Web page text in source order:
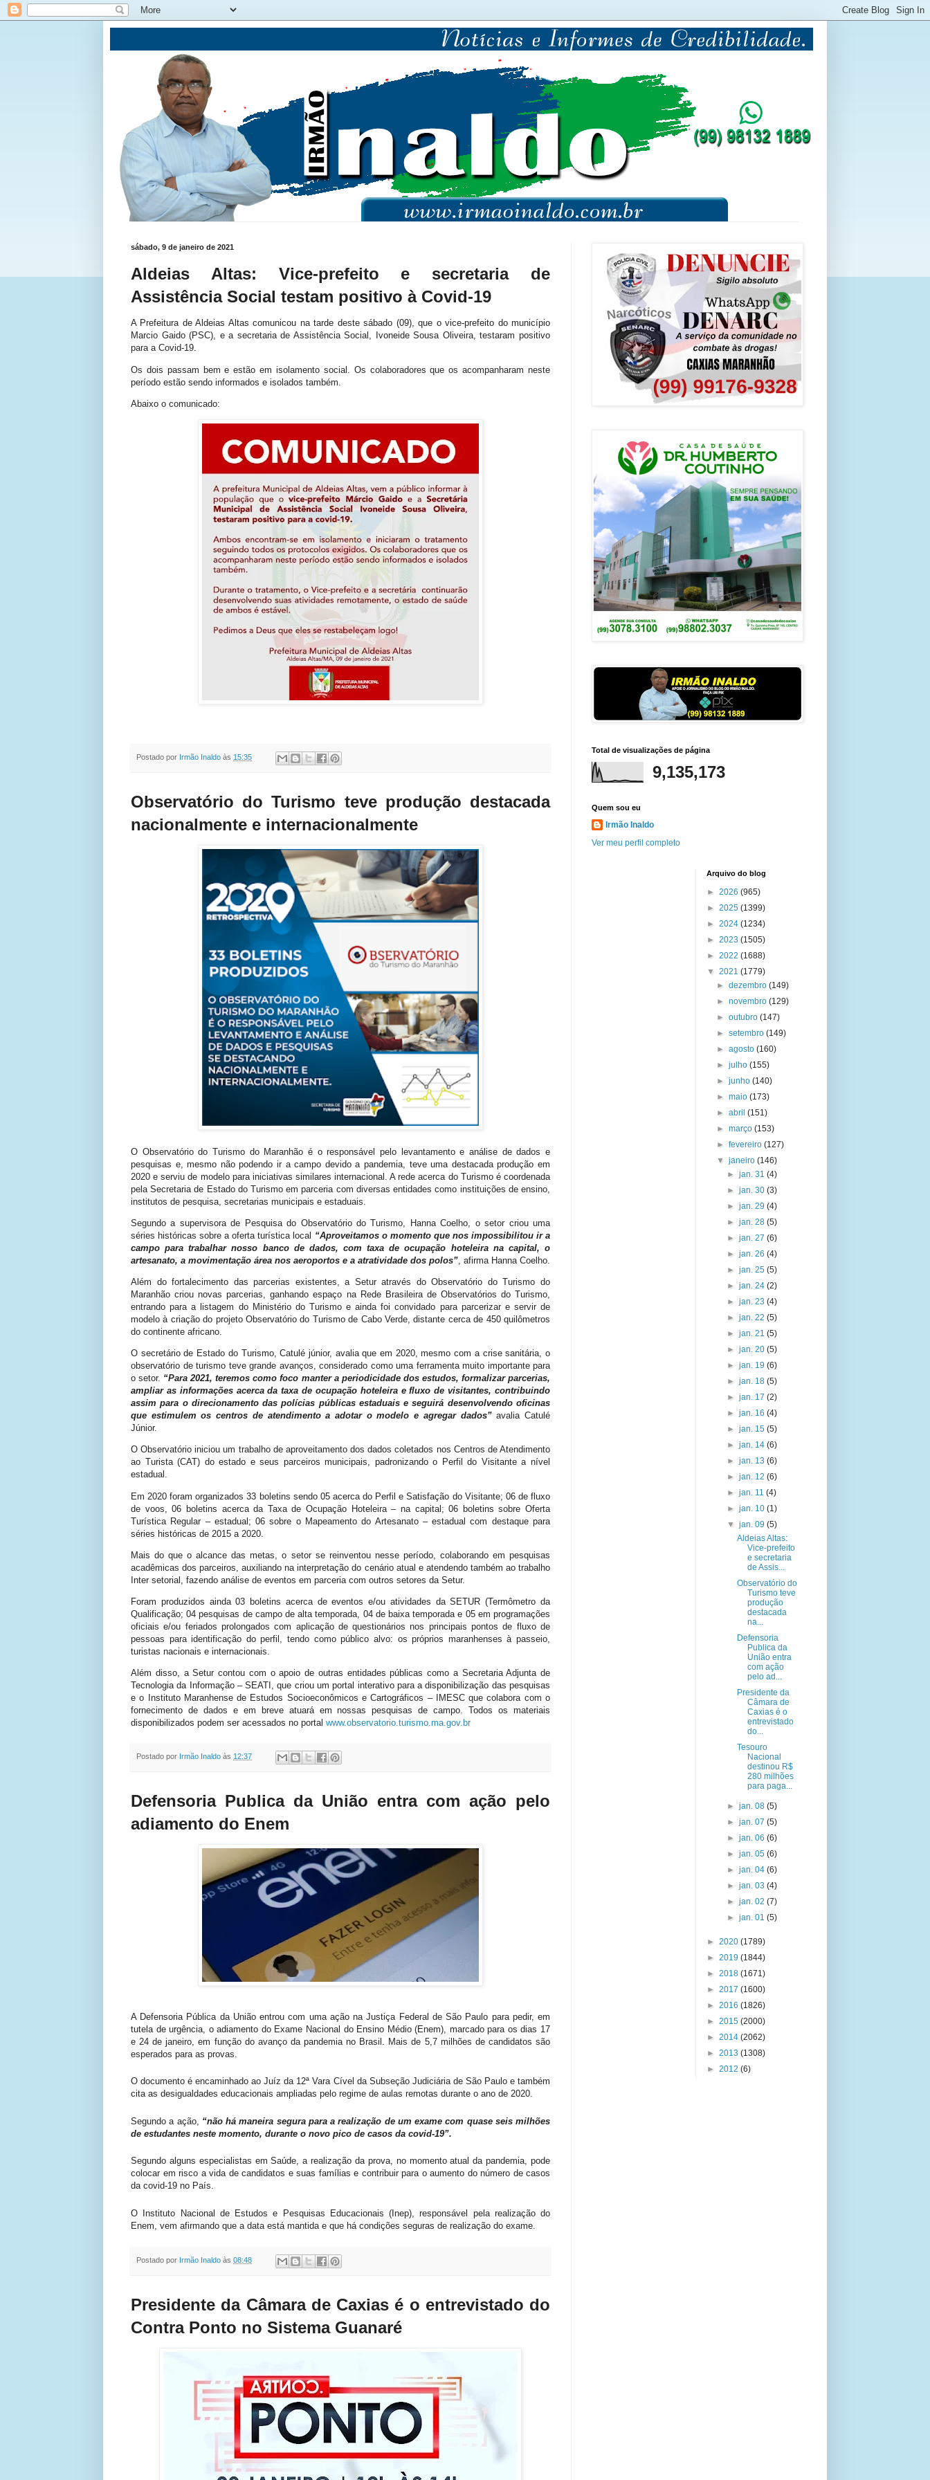
sábado, 9 de janeiro de 2021
Aldeias Altas: Vice-prefeito e secretaria de
Assistência Social testam positivo à Covid-19
A Prefeitura de Aldeias Altas comunicou na tarde deste sábado (09), que o vice-prefeito do município
Marcio Gaido (PSC), e a secretaria de Assistência Social, Ivoneide Sousa Oliveira, testaram positivo
para a Covid-19.
Os dois passam bem e estão em isolamento social. Os colaboradores que os acompanharam neste
período estão sendo informados e isolados também.
Abaixo o comunicado:
Postado por Irmão Inaldo às 15:35
Observatório do Turismo teve produção destacada
nacionalmente e internacionalmente
O Observatório do Turismo do Maranhão é o responsável pelo levantamento e análise de dados e
pesquisas e, mesmo não podendo ir a campo devido a pandemia, teve uma destacada produção em
2020 e serviu de modelo para iniciativas similares internacional. A rede acerca do Turismo é coordenada
pela Secretaria de Estado do Turismo em parceria com diversas entidades como instituições de ensino,
institutos de pesquisa, secretarias municipais e estaduais.
Segundo a supervisora de Pesquisa do Observatório do Turismo, Hanna Coelho, o setor criou uma
séries históricas sobre a oferta turística local “Aproveitamos o momento que nos impossibilitou ir a
campo para trabalhar nosso banco de dados, com taxa de ocupação hoteleira na capital, o
artesanato, a movimentação área nos aeroportos e a atratividade dos polos” , afirma Hanna Coelho.
Além do fortalecimento das parcerias existentes, a Setur através do Observatório do Turismo do
Maranhão criou novas parcerias, ganhando espaço na Rede Brasileira de Observatórios do Turismo,
entrando para a listagem do Ministério do Turismo e ainda foi convidado para parcerizar e servir de
modelo à criação do projeto Observatório do Turismo de Cabo Verde, distante cerca de 450 quilômetros
do continente africano.
O secretário de Estado do Turismo, Catulé júnior, avalia que em 2020, mesmo com a crise sanitária, o
observatório de turismo teve grande avanços, considerado como uma ferramenta muito importante para
o setor. “Para 2021, teremos como foco manter a periodicidade dos estudos, formalizar parcerias,
ampliar as informações acerca da taxa de ocupação hoteleira e fluxo de visitantes, contribuindo
assim para o direcionamento das polícias públicas estaduais e seguirá desenvolvendo oficinas
que estimulem os centros de atendimento a adotar o modelo e agregar dados”avalia Catulé
Júnior.
O Observatório iniciou um trabalho de aproveitamento dos dados coletados nos Centros de Atendimento
ao Turista (CAT) do estado e seus parceiros municipais, padronizando o Perfil do Visitante a nível
estadual.
Em 2020 foram organizados 33 boletins sendo 05 acerca do Perfil e Satisfação do Visitante; 06 de fluxo
de voos, 06 boletins acerca da Taxa de Ocupação Hoteleira – na capital; 06 boletins sobre Oferta
Turística Regular – estadual; 06 sobre o Mapeamento do Artesanato – estadual com destaque para
séries históricas de 2015 a 2020.
Mais do que o alcance das metas, o setor se reinventou nesse período, colaborando em pesquisas
acadêmicas dos parceiros, auxiliando na interpretação do cenário atual e atendendo também ao trabalho
Inter setorial, fazendo análise de eventos em parceria com outros setores da Setur.
Foram produzidos ainda 03 boletins acerca de eventos e/ou atividades da SETUR (Termômetro da
Qualificação; 04 pesquisas de campo de alta temporada, 04 de baixa temporada e 05 em programações
oficiais e/ou feriados prolongados com aplicação de questionários nos principais pontos de fluxo de
pessoas para identificação do perfil, tendo como público alvo: os próprios maranhenses à passeio,
turistas nacionais e internacionais.
Além disso, a Setur contou com o apoio de outras entidades públicas como a Secretaria Adjunta de
Tecnologia da Informação – SEATI, que criou um portal interativo para a disponibilização das pesquisas
e o Instituto Maranhense de Estudos Socioeconômicos e Cartográficos – IMESC que colabora com o
fornecimento de dados e em breve atuará em nossas pesquisas de campo. Todos os materiais
disponibilizados podem ser acessados no portal www.observatorio.turismo.ma.gov.br
Postado por Irmão Inaldo às 12:37
Defensoria Publica da União entra com ação pelo
adiamento do Enem
A Defensoria Pública da União entrou com uma ação na Justiça Federal de São Paulo para pedir, em
tutela de urgência, o adiamento do Exame Nacional do Ensino Médio (Enem), marcado para os dias 17
e 24 de janeiro, em função do avanço da pandemia no Brasil. Mais de 5,7 milhões de candidatos são
esperados para as provas.
O documento é encaminhado ao Juíz da 12ª Vara Cível da Subseção Judiciária de São Paulo e também
cita as desigualdades educacionais ampliadas pelo regime de aulas remotas durante o ano de 2020.
Segundo a ação, “não há maneira segura para a realização de um exame com quase seis milhões
de estudantes neste momento, durante o novo pico de casos da covid-19”.
Segundo alguns especialistas em Saúde, a realização da prova, no momento atual da pandemia, pode
colocar em risco a vida de candidatos e suas famílias e contribuir para o aumento do número de casos
da covid-19 no País.
O Instituto Nacional de Estudos e Pesquisas Educacionais (Inep), responsável pela realização do
Enem, vem afirmando que a data está mantida e que há condições seguras de realização do exame.
Postado por Irmão Inaldo às 08:48
Presidente da Câmara de Caxias é o entrevistado do
Contra Ponto no Sistema Guanaré
Total de visualizações de página
9,135,173
Quem sou eu
Irmão Inaldo
Ver meu perfil completo
Arquivo do blog
► 2026 (965)
► 2025 (1399)
► 2024 (1234)
► 2023 (1505)
► 2022 (1688)
▼ 2021 (1779)
►dezembro(149)
►novembro(129)
►outubro(147)
►setembro(149)
►agosto(160)
►julho(155)
►junho(140)
►maio(173)
►abril(151)
►março(153)
►fevereiro(127)
▼janeiro(146)
► jan. 31 (4)
► jan. 30 (3)
► jan. 29 (4)
► jan. 28 (5)
► jan. 27 (6)
► jan. 26 (4)
► jan. 25 (5)
► jan. 24 (2)
► jan. 23 (4)
► jan. 22 (5)
► jan. 21 (5)
► jan. 20 (5)
► jan. 19 (6)
► jan. 18 (5)
► jan. 17 (2)
► jan. 16 (4)
► jan. 15 (5)
► jan. 14 (6)
► jan. 13 (6)
► jan. 12 (6)
► jan. 11 (4)
► jan. 10 (1)
▼ jan. 09 (5)
Aldeias Altas:
Vice-prefeito
e secretaria
de Assis...
Observatório do
Turismo teve
produção
destacada
na...
Defensoria
Publica da
União entra
com ação
pelo ad...
Presidente da
Câmara de
Caxias é o
entrevistado
do...
Tesouro
Nacional
destinou R$
280 milhões
para paga...
► jan. 08 (5)
► jan. 07 (5)
► jan. 06 (6)
► jan. 05 (6)
► jan. 04 (6)
► jan. 03 (4)
► jan. 02 (7)
► jan. 01 (5)
► 2020 (1789)
► 2019 (1844)
► 2018 (1671)
► 2017 (1600)
► 2016 (1826)
► 2015 (2000)
► 2014 (2062)
► 2013 (1308)
► 2012 (6)